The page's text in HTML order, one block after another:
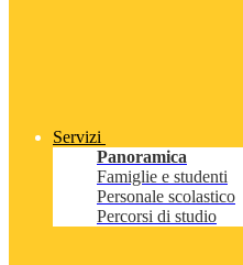
Servizi
Panoramica
Famiglie e studenti
Personale scolastico
Percorsi di studio